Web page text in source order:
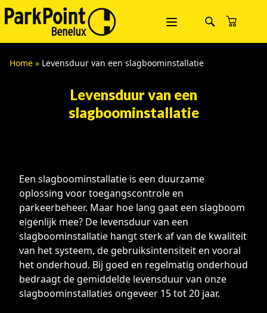
Home » Levensduur van een slagboominstallatie
Levensduur van een
slagboominstallatie
Een slagboominstallatie is een duurzame
oplossing voor toegangscontrole en
parkeerbeheer. Maar hoe lang gaat een slagboom
eigenlijk mee? De levensduur van een
slagboominstallatie hangt sterk af van de kwaliteit
van het systeem, de gebruiksintensiteit en vooral
het onderhoud. Bij goed en regelmatig onderhoud
bedraagt de gemiddelde levensduur van onze
slagboominstallaties ongeveer 15 tot 20 jaar.